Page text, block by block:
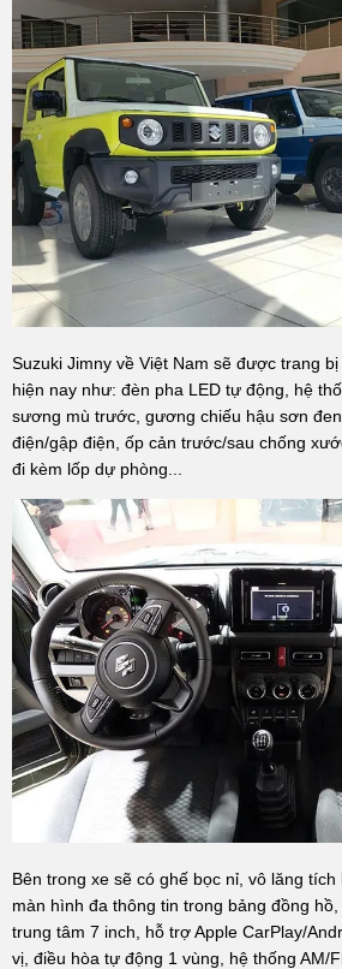
Suzuki Jimny về Việt Nam sẽ được trang
hiện nay như: đèn pha LED tự động, hệ
sương mù trước, gương chiếu hậu sơn
điện/gập điện, ốp cản trước/sau chống
đi kèm lốp dự phòng...
Bên trong xe sẽ có ghế bọc nỉ, vô lăng tích
màn hình đa thông tin trong bảng đồng
trung tâm 7 inch, hỗ trợ Apple CarPlay/
vị, điều hòa tự động 1 vùng, hệ thống AM/